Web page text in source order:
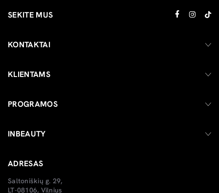
SEKITE MUS
KONTAKTAI
KLIENTAMS
PROGRAMOS
INBEAUTY
ADRESAS
Saltoniškių g. 29,
LT-08106, Vilnius